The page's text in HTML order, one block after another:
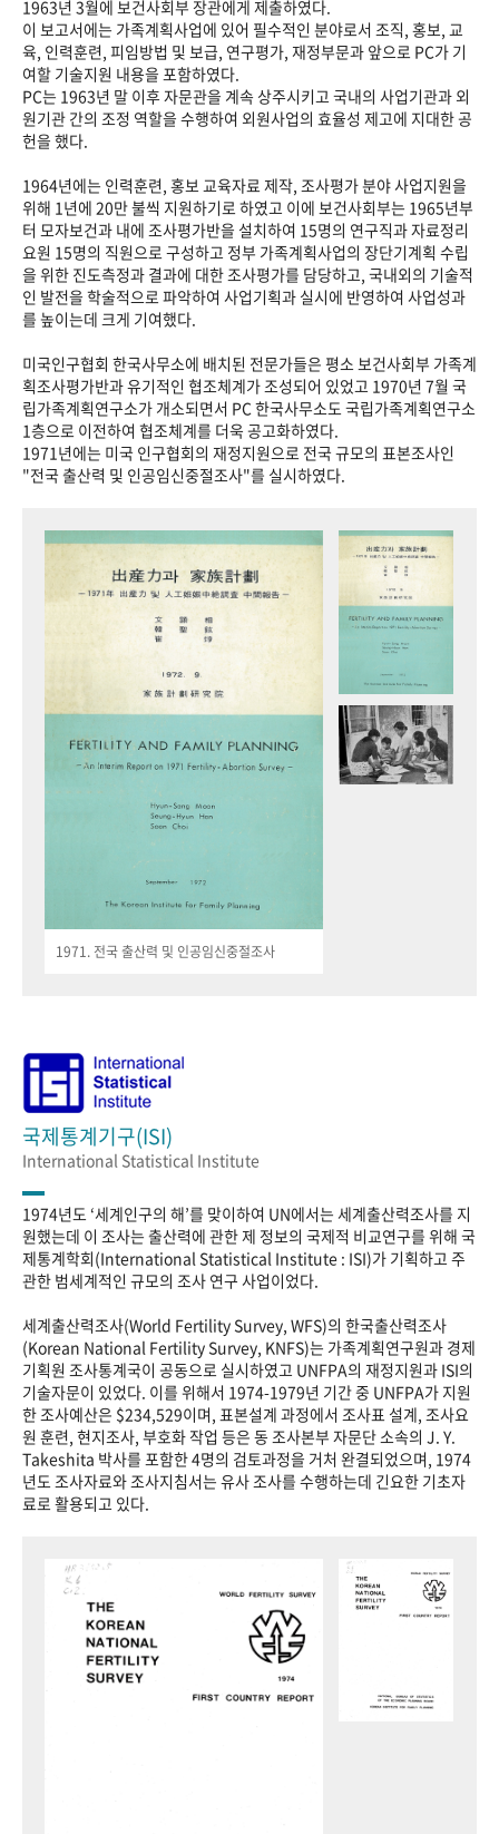
1963년 3월에 보건사회부 장관에게 제출하였다.
이 보고서에는 가족계획사업에 있어 필수적인 분야로서 조직, 홍보, 교
육, 인력훈련, 피임방법 및 보급, 연구평가, 재정부문과 앞으로 PC가 기
여할 기술지원 내용을 포함하였다.
PC는 1963년 말 이후 자문관을 계속 상주시키고 국내의 사업기관과 외
원기관 간의 조정 역할을 수행하여 외원사업의 효율성 제고에 지대한 공
헌을 했다.
1964년에는 인력훈련, 홍보 교육자료 제작, 조사평가 분야 사업지원을
위해 1년에 20만 불씩 지원하기로 하였고 이에 보건사회부는 1965년부
터 모자보건과 내에 조사평가반을 설치하여 15명의 연구직과 자료정리
요원 15명의 직원으로 구성하고 정부 가족계획사업의 장단기계획 수립
을 위한 진도측정과 결과에 대한 조사평가를 담당하고, 국내외의 기술적
인 발전을 학술적으로 파악하여 사업기획과 실시에 반영하여 사업성과
를 높이는데 크게 기여했다.
미국인구협회 한국사무소에 배치된 전문가들은 평소 보건사회부 가족계
획조사평가반과 유기적인 협조체계가 조성되어 있었고 1970년 7월 국
립가족계획연구소가 개소되면서 PC 한국사무소도 국립가족계획연구소
1층으로 이전하여 협조체계를 더욱 공고화하였다.
1971년에는 미국 인구협회의 재정지원으로 전국 규모의 표본조사인
"전국 출산력 및 인공임신중절조사"를 실시하였다.
1971. 전국 출산력 및 인공임신중절조사
국제통계기구(ISI)
International Statistical Institute
1974년도 ‘세계인구의 해’를 맞이하여 UN에서는 세계출산력조사를 지
원했는데 이 조사는 출산력에 관한 제 정보의 국제적 비교연구를 위해 국
제통계학회(International Statistical Institute : ISI)가 기획하고 주
관한 범세계적인 규모의 조사 연구 사업이었다.
세계출산력조사(World Fertility Survey, WFS)의 한국출산력조사
(Korean National Fertility Survey, KNFS)는 가족계획연구원과 경제
기획원 조사통계국이 공동으로 실시하였고 UNFPA의 재정지원과 ISI의
기술자문이 있었다. 이를 위해서 1974-1979년 기간 중 UNFPA가 지원
한 조사예산은 $234,529이며, 표본설계 과정에서 조사표 설계, 조사요
원 훈련, 현지조사, 부호화 작업 등은 동 조사본부 자문단 소속의 J. Y.
Takeshita 박사를 포함한 4명의 검토과정을 거처 완결되었으며, 1974
년도 조사자료와 조사지침서는 유사 조사를 수행하는데 긴요한 기초자
료로 활용되고 있다.